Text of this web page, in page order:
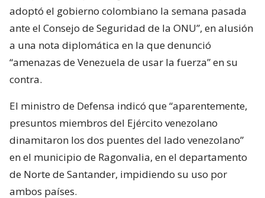
adoptó el gobierno colombiano la semana pasada
ante el Consejo de Seguridad de la ONU”, en alusión
a una nota diplomática en la que denunció
“amenazas de Venezuela de usar la fuerza” en su
contra.
El ministro de Defensa indicó que “aparentemente,
presuntos miembros del Ejército venezolano
dinamitaron los dos puentes del lado venezolano”
en el municipio de Ragonvalia, en el departamento
de Norte de Santander, impidiendo su uso por
ambos países.